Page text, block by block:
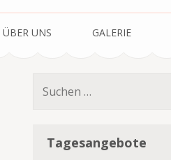
ÜBER UNS GALERIE
Suchen
Tagesangebote